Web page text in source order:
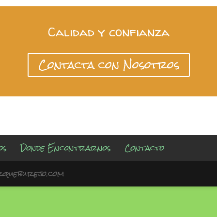
Calidad y confianza
Contacta con Nosotros
Donde Encontrarnos
Contacto